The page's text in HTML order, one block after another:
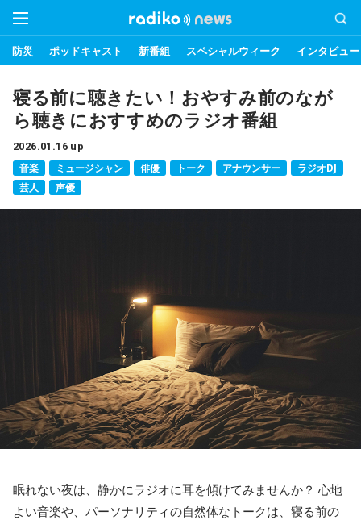
防災 ポッドキャスト 新番組 スペシャルウィーク インタビュー
寝る前に聴きたい！おやすみ前のなが
ら聴きにおすすめのラジオ番組
2026.01.16 up
音楽 ミュージシャン 俳優 トーク アナウンサー
ラジオDJ
芸人
声優
眠れない夜は、静かにラジオに耳を傾けてみませんか？ 心地
よい音楽や、パーソナリティの自然体なトークは、寝る前の